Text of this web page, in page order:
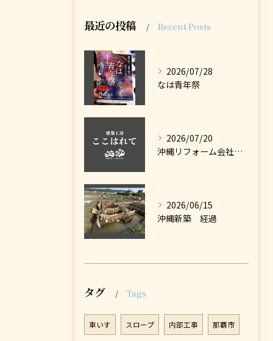
最近の投稿 Recent Posts
2026/07/28
なは青年祭
2026/07/20
沖縄リフォーム会社ナビに掲載しました
2026/06/15
沖縄新築 経過
タグ Tags
車いす スロープ 内部工事 那覇市